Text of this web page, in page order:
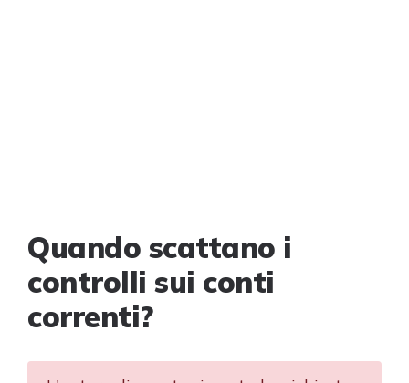
Quando scattano i
controlli sui conti
correnti?